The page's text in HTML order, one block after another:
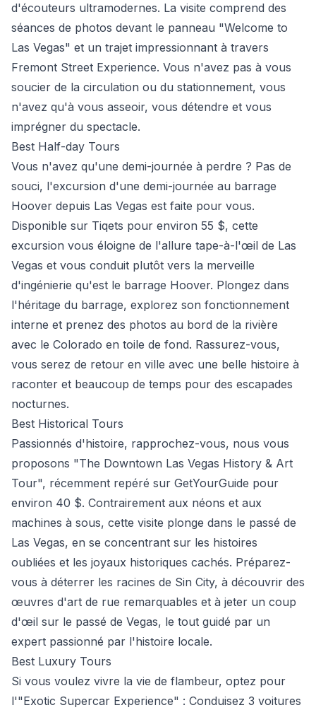
d'écouteurs ultramodernes. La visite comprend des
séances de photos devant le panneau "Welcome to
Las Vegas" et un trajet impressionnant à travers
Fremont Street Experience. Vous n'avez pas à vous
soucier de la circulation ou du stationnement, vous
n'avez qu'à vous asseoir, vous détendre et vous
imprégner du spectacle.
Best Half-day Tours
Vous n'avez qu'une demi-journée à perdre ? Pas de
souci, l'excursion d'une demi-journée au barrage
Hoover depuis Las Vegas est faite pour vous.
Disponible sur Tiqets pour environ 55 $, cette
excursion vous éloigne de l'allure tape-à-l'œil de Las
Vegas et vous conduit plutôt vers la merveille
d'ingénierie qu'est le barrage Hoover. Plongez dans
l'héritage du barrage, explorez son fonctionnement
interne et prenez des photos au bord de la rivière
avec le Colorado en toile de fond. Rassurez-vous,
vous serez de retour en ville avec une belle histoire à
raconter et beaucoup de temps pour des escapades
nocturnes.
Best Historical Tours
Passionnés d'histoire, rapprochez-vous, nous vous
proposons "The Downtown Las Vegas History & Art
Tour", récemment repéré sur GetYourGuide pour
environ 40 $. Contrairement aux néons et aux
machines à sous, cette visite plonge dans le passé de
Las Vegas, en se concentrant sur les histoires
oubliées et les joyaux historiques cachés. Préparez-
vous à déterrer les racines de Sin City, à découvrir des
œuvres d'art de rue remarquables et à jeter un coup
d'œil sur le passé de Vegas, le tout guidé par un
expert passionné par l'histoire locale.
Best Luxury Tours
Si vous voulez vivre la vie de flambeur, optez pour
l'"Exotic Supercar Experience" : Conduisez 3 voitures